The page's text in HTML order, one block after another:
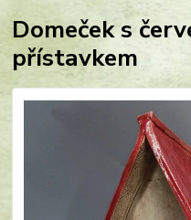
Domeček s
přístavkem